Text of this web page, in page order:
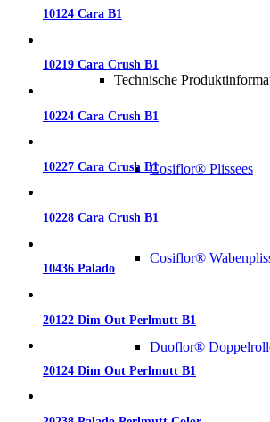
Technische
Cosiflor® Plissees
Cosiflor®
Duoflor®
10124 Cara B1
10219 Cara Crush B1
10224 Cara Crush B1
10227 Cara Crush B1
10228 Cara Crush B1
10436 Palado
20122 Dim Out Perlmutt B1
20124 Dim Out Perlmutt B1